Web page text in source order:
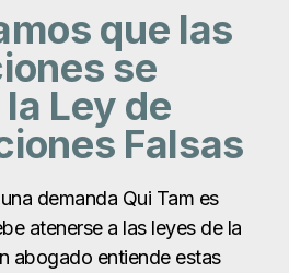
que las
se
Ley de
Falsas
demanda Qui Tam es
atenerse a las leyes de la
abogado entiende estas